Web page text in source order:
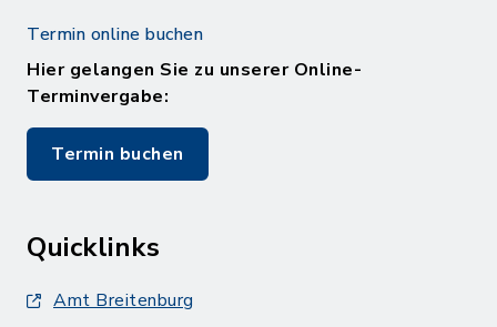
Termin online buchen
Hier gelangen Sie zu unserer Online-
Terminvergabe:
Termin buchen
Quicklinks
Amt Breitenburg